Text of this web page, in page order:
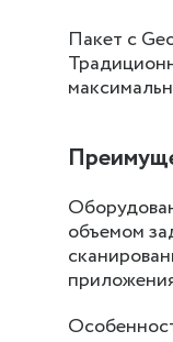
Пакет с
объемом